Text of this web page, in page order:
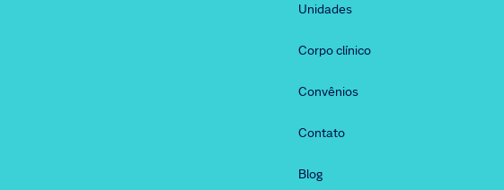
Unidades
Corpo clínico
Convênios
Contato
Blog